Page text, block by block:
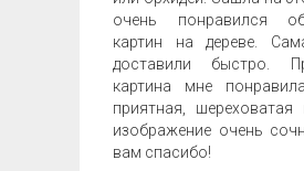
очень понравился
картин на дереве.
доставили быстро.
картина мне
приятная, шереховатая
изображение очень
вам спасибо!